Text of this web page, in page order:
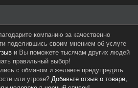
компанию за качественно
поделившись своим мнением об услуге
и Вы поможете тысячам других людей
правильный выбор!
с обманом и желаете предупредить
или угрозе? Добавьте отзыв о товаре,